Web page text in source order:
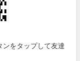
ンをタップして友達